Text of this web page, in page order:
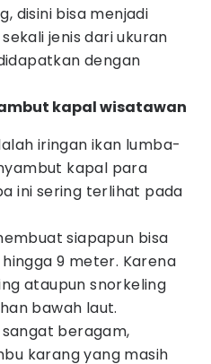
disini bisa menjadi
jenis dari ukuran
dengan
kapal wisatawan
iringan ikan lumba-
kapal para
ini sering terlihat pada
siapapun bisa
9 meter. Karena
ataupun snorkeling
bawah laut.
beragam,
karang yang masih